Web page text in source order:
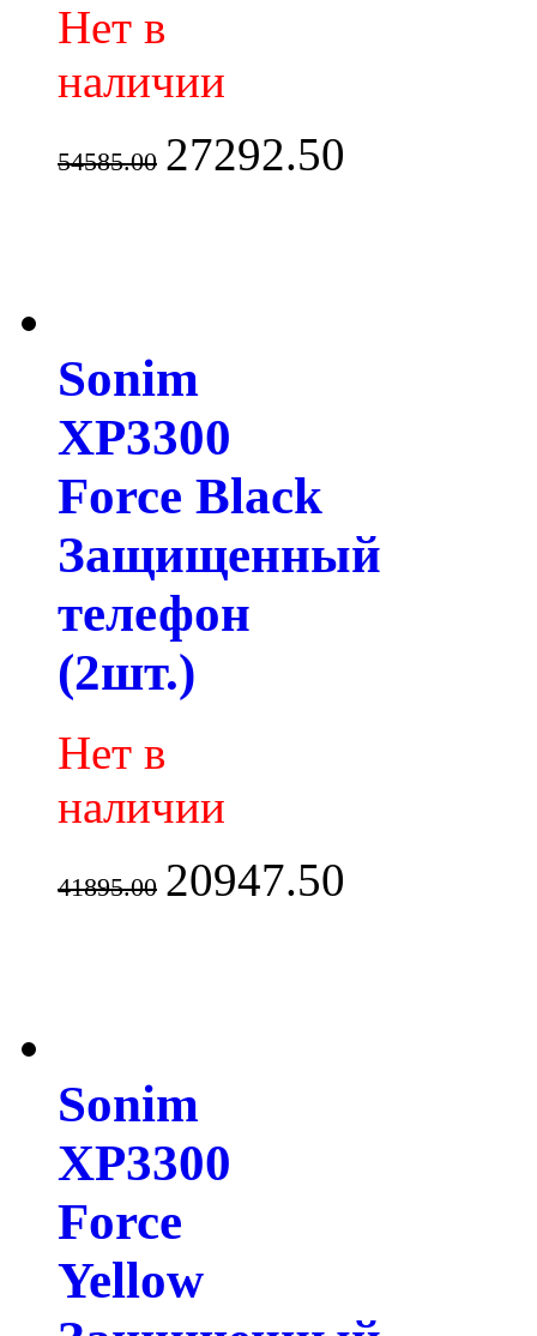
Нет в
наличии
54585.00 27292.50
Sonim
XP3300
Force Black
Защищенный
телефон
(2шт.)
Нет в
наличии
41895.00 20947.50
Sonim
XP3300
Force
Yellow